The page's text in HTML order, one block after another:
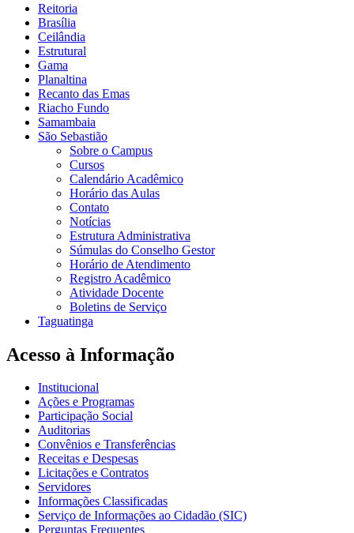
Reitoria
Brasília
Ceilândia
Estrutural
Gama
Planaltina
Recanto das Emas
Riacho Fundo
Samambaia
São Sebastião
Sobre o Campus
Cursos
Calendário Acadêmico
Horário das Aulas
Contato
Notícias
Estrutura Administrativa
Súmulas do Conselho Gestor
Horário de Atendimento
Registro Acadêmico
Atividade Docente
Boletins de Serviço
Taguatinga
Acesso à Informação
Institucional
Ações e Programas
Participação Social
Auditorias
Convênios e Transferências
Receitas e Despesas
Licitações e Contratos
Servidores
Informações Classificadas
Serviço de Informações ao Cidadão (SIC)
Perguntas Frequentes